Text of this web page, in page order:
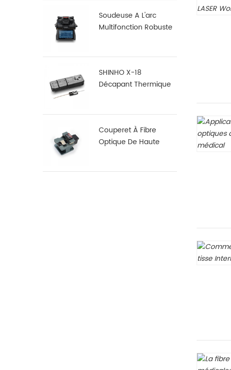
Soudeuse A L'arc
Multifonction Robuste
SHINHO X-18
Décapant Thermique
Couperet À Fibre
Optique De Haute